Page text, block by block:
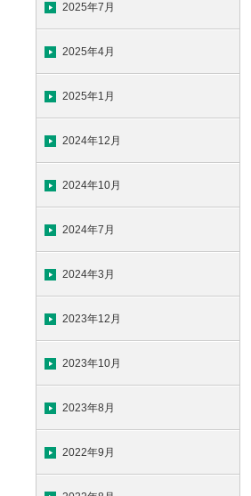
2025年7月
2025年4月
2025年1月
2024年12月
2024年10月
2024年7月
2024年3月
2023年12月
2023年10月
2023年8月
2022年9月